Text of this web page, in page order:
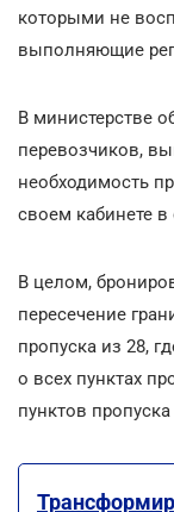
которыми не
выполняющие
В министерстве
перевозчиков,
необходимость
своем кабинете в
В целом,
пересечение
пропуска из 28,
о всех пунктах
пунктов